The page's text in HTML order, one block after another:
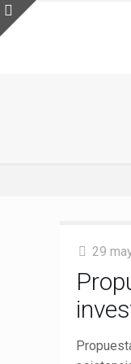
29